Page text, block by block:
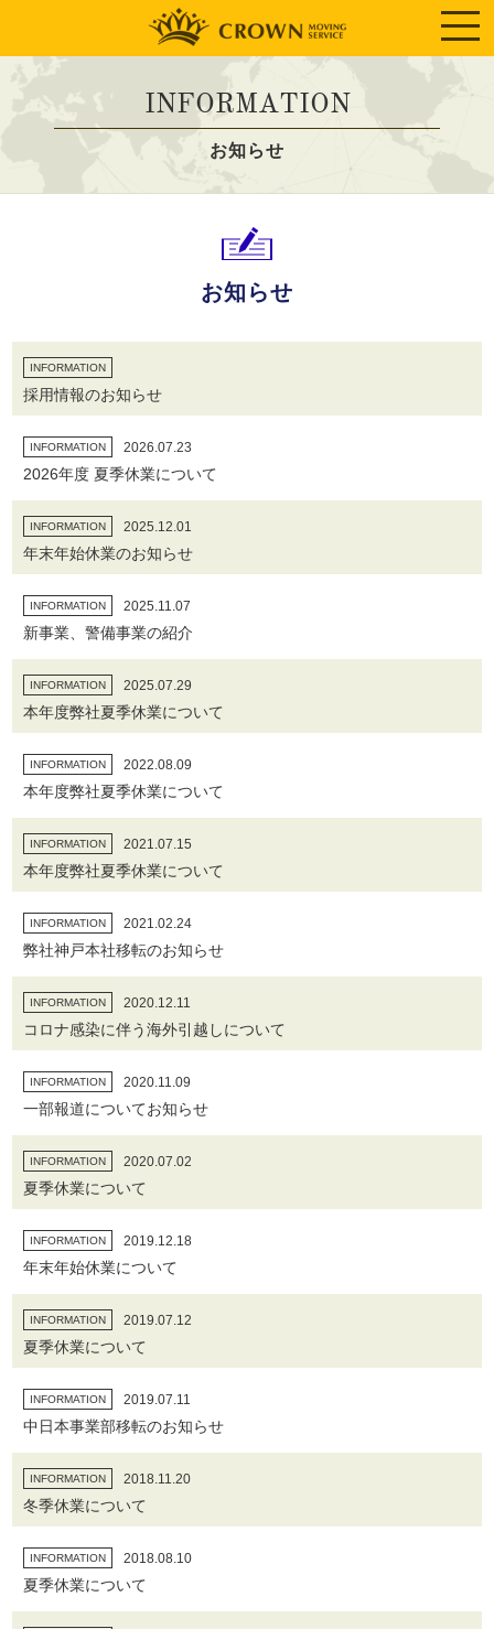
INFORMATION
お知らせ
お知らせ
INFORMATION
採用情報のお知らせ
INFORMATION 2026.07.23
2026年度 夏季休業について
INFORMATION 2025.12.01
年末年始休業のお知らせ
INFORMATION 2025.11.07
新事業、警備事業の紹介
INFORMATION 2025.07.29
本年度弊社夏季休業について
INFORMATION 2022.08.09
本年度弊社夏季休業について
INFORMATION 2021.07.15
本年度弊社夏季休業について
INFORMATION 2021.02.24
弊社神戸本社移転のお知らせ
INFORMATION 2020.12.11
コロナ感染に伴う海外引越しについて
INFORMATION 2020.11.09
一部報道についてお知らせ
INFORMATION 2020.07.02
夏季休業について
INFORMATION 2019.12.18
年末年始休業について
INFORMATION 2019.07.12
夏季休業について
INFORMATION 2019.07.11
中日本事業部移転のお知らせ
INFORMATION 2018.11.20
冬季休業について
INFORMATION 2018.08.10
夏季休業について